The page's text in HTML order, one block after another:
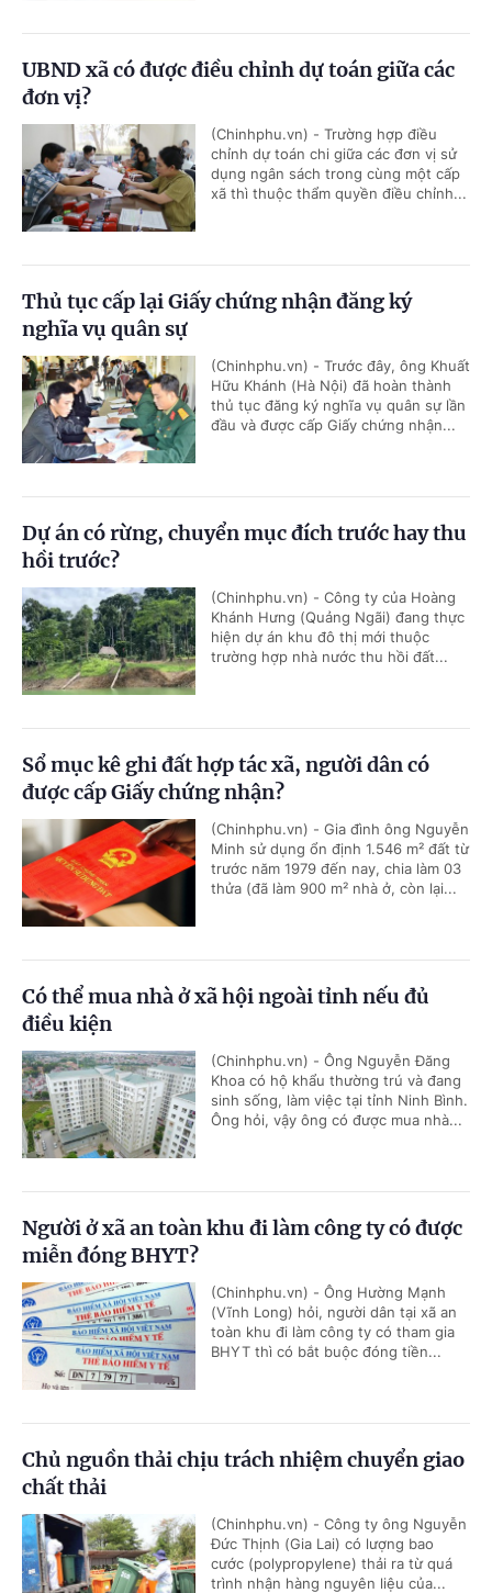
UBND xã có được điều chỉnh dự toán giữa các
đơn vị?
(Chinhphu.vn) - Trường hợp điều
chỉnh dự toán chi giữa các đơn vị sử
dụng ngân sách trong cùng một cấp
xã thì thuộc thẩm quyền điều chỉnh...
Thủ tục cấp lại Giấy chứng nhận đăng ký
nghĩa vụ quân sự
(Chinhphu.vn) - Trước đây, ông Khuất
Hữu Khánh (Hà Nội) đã hoàn thành
thủ tục đăng ký nghĩa vụ quân sự lần
đầu và được cấp Giấy chứng nhận...
Dự án có rừng, chuyển mục đích trước hay thu
hồi trước?
(Chinhphu.vn) - Công ty của Hoàng
Khánh Hưng (Quảng Ngãi) đang thực
hiện dự án khu đô thị mới thuộc
trường hợp nhà nước thu hồi đất...
Sổ mục kê ghi đất hợp tác xã, người dân có
được cấp Giấy chứng nhận?
(Chinhphu.vn) - Gia đình ông Nguyễn
Minh sử dụng ổn định 1.546 m² đất từ
trước năm 1979 đến nay, chia làm 03
thửa (đã làm 900 m² nhà ở, còn lại...
Có thể mua nhà ở xã hội ngoài tỉnh nếu đủ
điều kiện
(Chinhphu.vn) - Ông Nguyễn Đăng
Khoa có hộ khẩu thường trú và đang
sinh sống, làm việc tại tỉnh Ninh Bình.
Ông hỏi, vậy ông có được mua nhà...
Người ở xã an toàn khu đi làm công ty có được
miễn đóng BHYT?
(Chinhphu.vn) - Ông Hường Mạnh
(Vĩnh Long) hỏi, người dân tại xã an
toàn khu đi làm công ty có tham gia
BHYT thì có bắt buộc đóng tiền...
Chủ nguồn thải chịu trách nhiệm chuyển giao
chất thải
(Chinhphu.vn) - Công ty ông Nguyễn
Đức Thịnh (Gia Lai) có lượng bao
cước (polypropylene) thải ra từ quá
trình nhận hàng nguyên liệu của...